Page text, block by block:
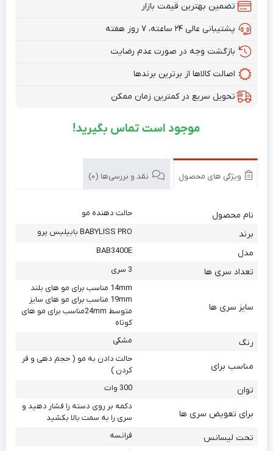
تضمین بهترین قیمت بازار
پشتیبانی عالی ۲۴ ساعته، ۷ روز هفته
بازگشت وجه در صورت عدم رضایت
اصالت کالاها از برترین برندها
تحویل سریع در کمترین زمان ممکن
موجود است تماس بگیرید!
ویژگی های محصول نقد و بررسی‌ها (0)
نام محصول حالت دهنده مو
برند BABYLISS PRO بابیلیس پرو
مدل BAB3400E
تعداد سری ها 3 سری
سایز سری ها
14mm مناسب برای مو های بلند
19mm مناسب برای مو های سایز
متوسط 24mmمناسب برای مو های
کوتاه
رنگ مشکی
مناسب برای
حالت دادن به مو ( حجم دهی و فر
کردن )
توان 300 وات
برای تعویض سری ها
دکمه بر روی دسته را فشار دهید و
سری را به سمت بالا بکشید
تحت لیسانس فرانسه